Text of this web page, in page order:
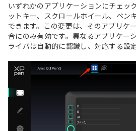
いずれかのアプリケーションにチェッ
ットキー、スクロールホイール、ペン
できます。この変更は、そのアプリケ
合にのみ有効です。異なるアプリケー
ライバは自動的に認識し、対応する設